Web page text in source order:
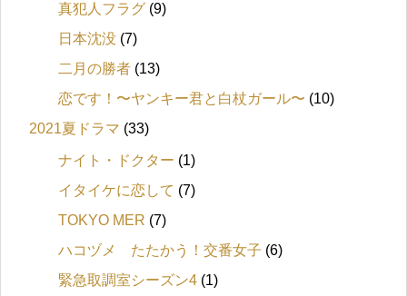
真犯人フラグ (9)
日本沈没 (7)
二月の勝者 (13)
恋です！〜ヤンキー君と白杖ガール〜 (10)
2021夏ドラマ (33)
ナイト・ドクター (1)
イタイケに恋して (7)
TOKYO MER (7)
ハコヅメ たたかう！交番女子 (6)
緊急取調室シーズン4 (1)